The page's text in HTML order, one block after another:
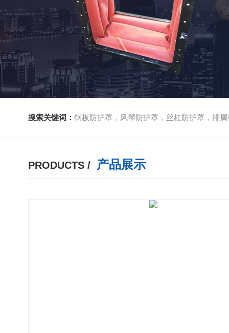
搜索关键词： 钢板防护罩，风琴防护罩，丝杠防护罩，排屑机
PRODUCTS / 产品展示